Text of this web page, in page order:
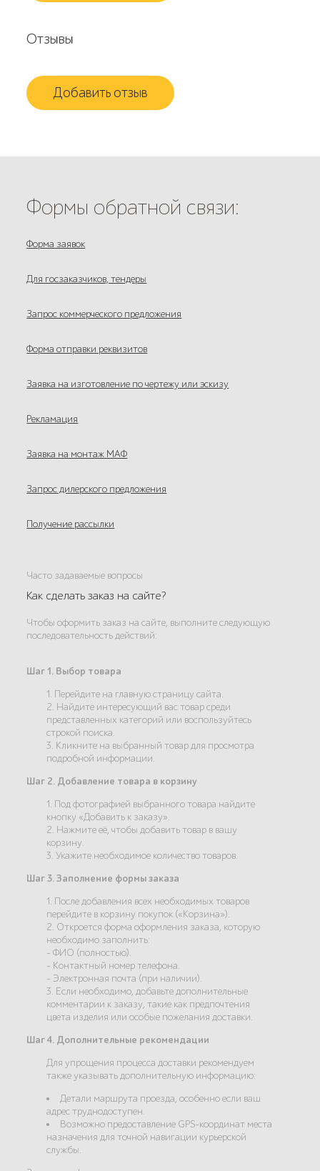
Отзывы
Добавить отзыв
Формы обратной связи:
Форма заявок
Для госзаказчиков, тендеры
Запрос коммерческого предложения
Форма отправки реквизитов
Заявка на изготовление по чертежу или эскизу
Рекламация
Заявка на монтаж МАФ
Запрос дилерского предложения
Получение рассылки
Часто задаваемые вопросы
Как сделать заказ на сайте?
Чтобы оформить заказ на сайте, выполните следующую
последовательность действий:
Шаг 1. Выбор товара
1. Перейдите на главную страницу сайта.
2. Найдите интересующий вас товар среди
представленных категорий или воспользуйтесь
строкой поиска.
3. Кликните на выбранный товар для просмотра
подробной информации.
Шаг 2. Добавление товара в корзину
1. Под фотографией выбранного товара найдите
кнопку «Добавить к заказу».
2. Нажмите её, чтобы добавить товар в вашу
корзину.
3. Укажите необходимое количество товаров.
Шаг 3. Заполнение формы заказа
1. После добавления всех необходимых товаров
перейдите в корзину покупок («Корзина»).
2. Откроется форма оформления заказа, которую
необходимо заполнить:
- ФИО (полностью).
- Контактный номер телефона.
- Электронная почта (при наличии).
3. Если необходимо, добавьте дополнительные
комментарии к заказу, такие как предпочтения
цвета изделия или особые пожелания доставки.
Шаг 4. Дополнительные рекомендации
Для упрощения процесса доставки рекомендуем
также указывать дополнительную информацию:
Детали маршрута проезда, особенно если ваш
адрес труднодоступен.
Возможно предоставление GPS-координат места
назначения для точной навигации курьерской
службы.